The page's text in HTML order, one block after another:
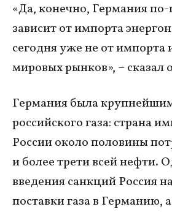
«Да, конечно, Германия
зависит от импорта
сегодня уже не от импорта
мировых рынков», – сказал
Германия была
российского газа: страна
России около половины
и более трети всей нефти.
введения санкций Россия
поставки газа в Германию, а